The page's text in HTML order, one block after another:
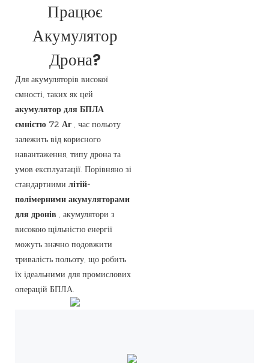
Працює
Акумулятор
Дрона?
Для акумуляторів високої
ємності, таких як цей
акумулятор для БПЛА
ємністю 72 Аг , час польоту
залежить від корисного
навантаження, типу дрона та
умов експлуатації. Порівняно зі
стандартними літій-
полімерними акумуляторами
для дронів , акумулятори з
високою щільністю енергії
можуть значно подовжити
тривалість польоту, що робить
їх ідеальними для промислових
операцій БПЛА.